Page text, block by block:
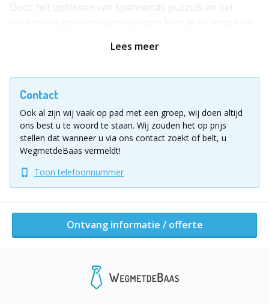
Door het oplossen van spannende puzzels en het
binnen de tijd? Een spannend en actieve
Wat staat je te wachten tijdens de Secret Escape
Game:
Bij het beginpunt krijgen jullie telefonisch een
uitgebreide uitleg over het spel. Vervolgens worden de
teams samengesteld, zodat je weet met wie je de strijd
codes te kraken en aanwijzingen te vinden om te
ontsnappen?
Aan het einde van het spel keer je terug naar het
ontvangstpunt voor de uitslag van het spel.
Lees meer
Contact
Ook al zijn wij vaak op pad met een groep, wij doen altijd
ons best u te woord te staan. Wij zouden het op prijs
stellen dat wanneer u via ons contact zoekt of belt, u
WegmetdeBaas vermeldt!
Toon telefoonnummer
Ontvang informatie / offerte